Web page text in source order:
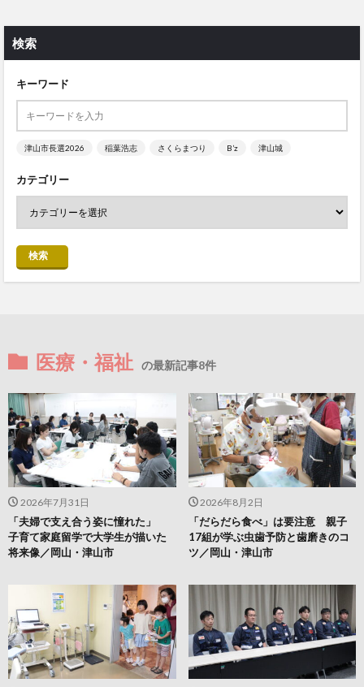
検索
キーワード
津山市長選2026 稲葉浩志 さくらまつり B’z 津山城
カテゴリー
検索
医療・福祉 の最新記事8件
2026年8月2日
「だらだら食べ」は要注意 親子
17組が学ぶ虫歯予防と歯磨きのコ
ツ／岡山・津山市
2026年7月31日
「夫婦で支え合う姿に憧れた」
子育て家庭留学で大学生が描いた
将来像／岡山・津山市